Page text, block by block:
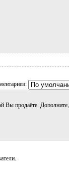
Вы продаёте. Дополните,